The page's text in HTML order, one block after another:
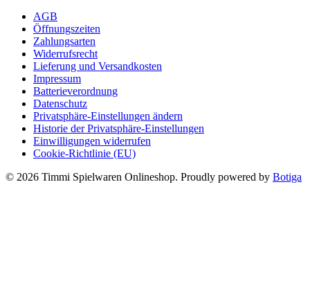
AGB
Öffnungszeiten
Zahlungsarten
Widerrufsrecht
Lieferung und Versandkosten
Impressum
Batterieverordnung
Datenschutz
Privatsphäre-Einstellungen ändern
Historie der Privatsphäre-Einstellungen
Einwilligungen widerrufen
Cookie-Richtlinie (EU)
© 2026 Timmi Spielwaren Onlineshop. Proudly powered by Botiga